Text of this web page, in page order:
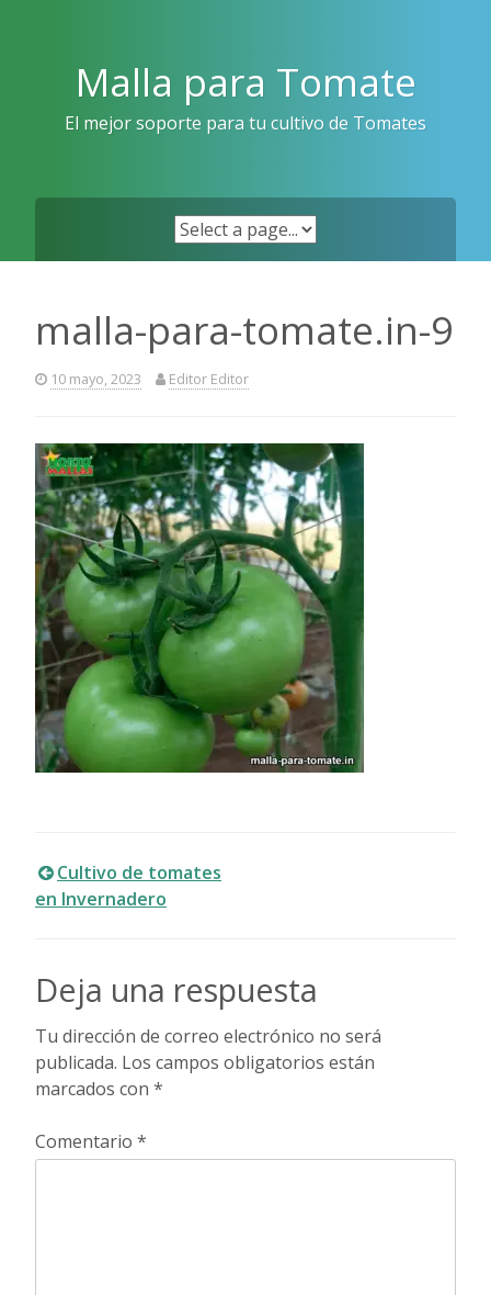
Malla para Tomate
El mejor soporte para tu cultivo de Tomates
malla-para-tomate.in-9
10 mayo, 2023 Editor Editor
Navegación
entradas
Cultivo de tomates
en Invernadero
Deja una respuesta
Tu dirección de correo electrónico no será
publicada. Los campos obligatorios están
marcados con *
Comentario *